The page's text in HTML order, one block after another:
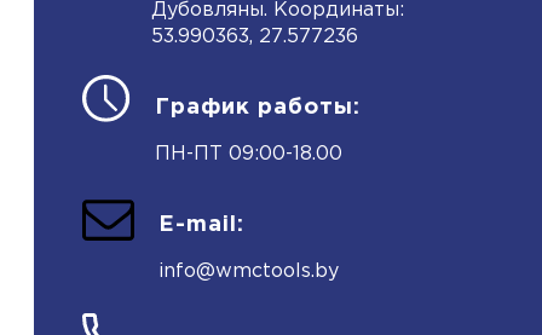
Дубовляны. Координаты:
53.990363, 27.577236
График работы:
ПН-ПТ 09:00-18.00
E-mail:
info@wmctools.by